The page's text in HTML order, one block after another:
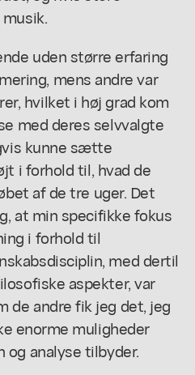
uden større erfaring
mens andre var
hvilket i høj grad kom
med deres selvvalgte
kunne sætte
i forhold til, hvad de
af de tre uger. Det
at min specifikke fokus
i forhold til
med dertil
aspekter, var
de andre fik jeg det, jeg
enorme muligheder
analyse tilbyder.